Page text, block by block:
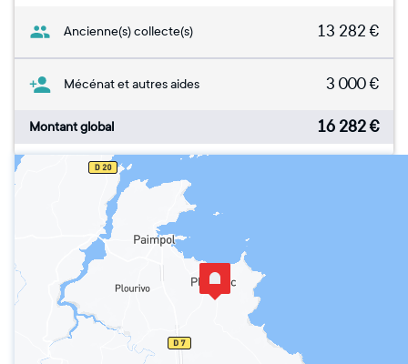
Ancienne(s) collecte(s) 13 282 €
Mécénat et autres aides 3 000€
Montant global 16 282€